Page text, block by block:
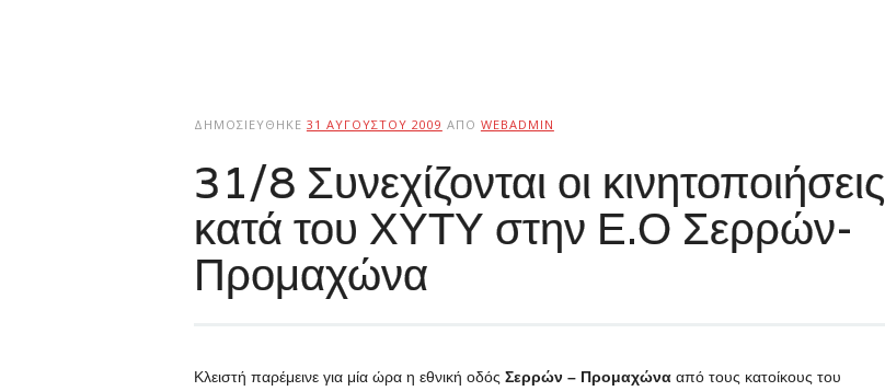
ΔΗΜΟΣΙΕΎΘΗΚΕ 31 ΑΥΓΟΎΣΤΟΥ 2009 ΑΠΌ WEBADMIN
31/8 Συνεχίζονται οι κινητοποιήσεις
κατά του ΧΥΤΥ στην Ε.Ο Σερρών-
Προμαχώνα
Κλειστή παρέμεινε για μία ώρα η εθνική οδός Σερρών – Προμαχώνααπό τους κατοίκους του